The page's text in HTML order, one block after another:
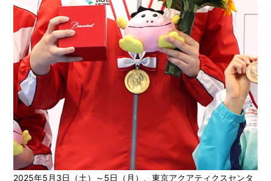
2025年5月3日（土）～5日（月）、東京アクアティクスセンタ